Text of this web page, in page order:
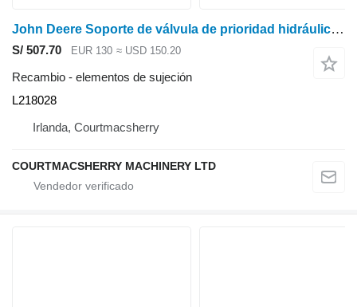
John Deere Soporte de válvula de prioridad hidráulica serie 6135r, 6r L218028, L2180 para 6135R tractor de ruedas
S/ 507.70 EUR 130 ≈ USD 150.20
Recambio - elementos de sujeción
L218028
Irlanda, Courtmacsherry
COURTMACSHERRY MACHINERY LTD